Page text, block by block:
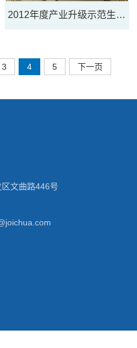
2012年度产业升级示范生产
3 4 5 下一页
文曲路446号